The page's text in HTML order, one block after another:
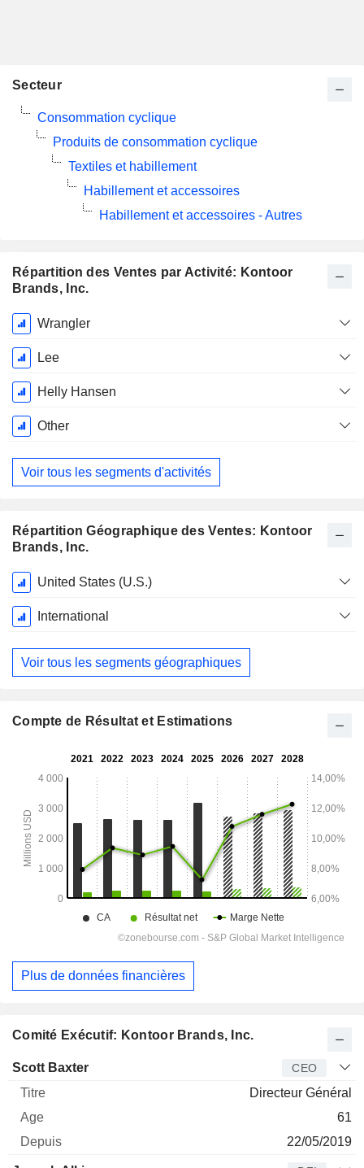
Répartition des Ventes par Activité: Kontoor
Brands, Inc.
Période
Fiscale:
Janvier
Wrangler
Lee
Helly Hansen
Other
Voir tous les segments d'activités
Répartition Géographique des Ventes: Kontoor
Brands, Inc.
Période
Fiscale:
Janvier
United States (U.S.)
International
Voir tous les segments géographiques
Comité Exécutif: Kontoor Brands, Inc.
Dirigeant Titre
Scott Baxter CEO
Directeur Général
61
22/05/2019
Secteur
Consommation cyclique
Produits de consommation cyclique
Textiles et habillement
Habillement et accessoires
Habillement et accessoires - Autres
Compte de Résultat et Estimations
Plus de données financières